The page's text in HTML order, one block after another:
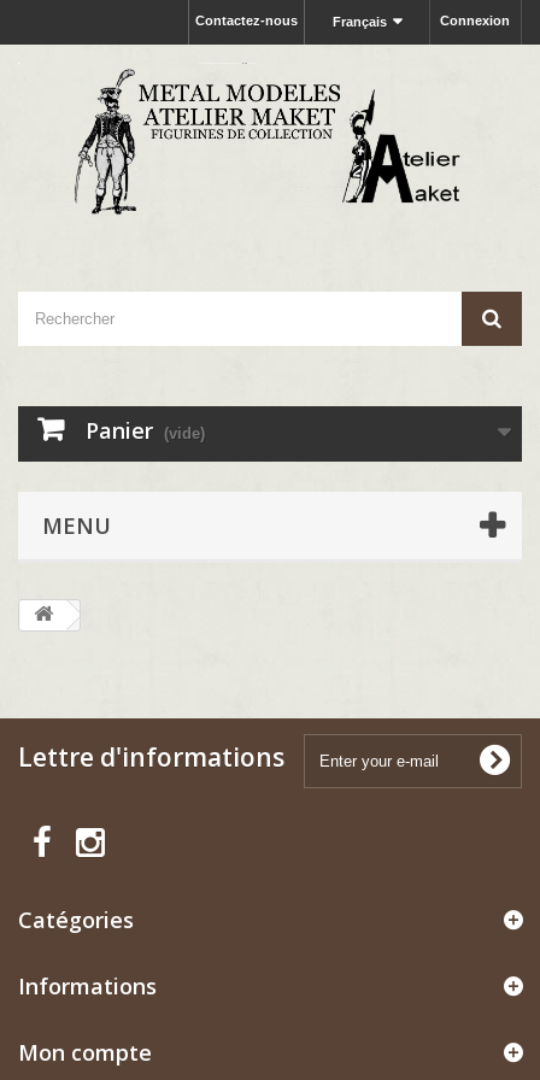
Connexion
Français
Contactez-nous
Panier (vide)
MENU
Lettre d'informations
Catégories
Informations
Mon compte